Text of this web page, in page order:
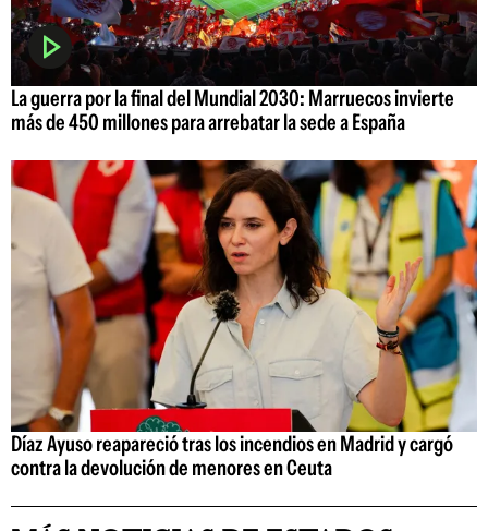
La guerra por la final del Mundial 2030: Marruecos invierte
más de 450 millones para arrebatar la sede a España
Díaz Ayuso reapareció tras los incendios en Madrid y cargó
contra la devolución de menores en Ceuta